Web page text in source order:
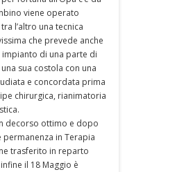
viene operato
l’altro una tecnica
che prevede anche
di una parte di
sua costola con una
e concordata prima
chirurgica, rianimatoria
decorso ottimo e dopo
permanenza in Terapia
trasferito in reparto
il 18 Maggio è